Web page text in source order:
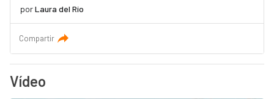
porLaura del Río
Compartir
Vídeo